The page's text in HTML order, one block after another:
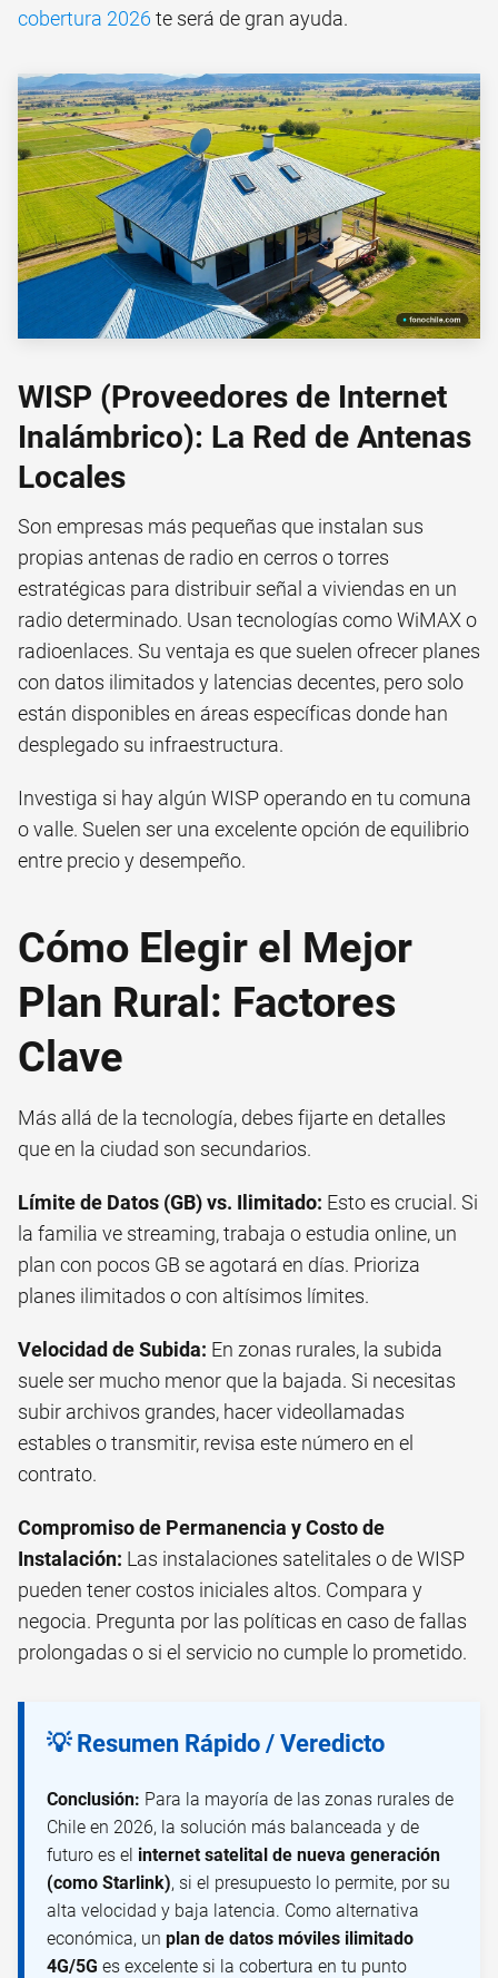
cobertura 2026 te será de gran ayuda.
WISP (Proveedores de Internet
Inalámbrico): La Red de Antenas
Locales
Son empresas más pequeñas que instalan sus
propias antenas de radio en cerros o torres
estratégicas para distribuir señal a viviendas en un
radio determinado. Usan tecnologías como WiMAX o
radioenlaces. Su ventaja es que suelen ofrecer planes
con datos ilimitados y latencias decentes, pero solo
están disponibles en áreas específicas donde han
desplegado su infraestructura.
Investiga si hay algún WISP operando en tu comuna
o valle. Suelen ser una excelente opción de equilibrio
entre precio y desempeño.
Cómo Elegir el Mejor
Plan Rural: Factores
Clave
Más allá de la tecnología, debes fijarte en detalles
que en la ciudad son secundarios.
Límite de Datos (GB) vs. Ilimitado: Esto es crucial. Si
la familia ve streaming, trabaja o estudia online, un
plan con pocos GB se agotará en días. Prioriza
planes ilimitados o con altísimos límites.
Velocidad de Subida: En zonas rurales, la subida
suele ser mucho menor que la bajada. Si necesitas
subir archivos grandes, hacer videollamadas
estables o transmitir, revisa este número en el
contrato.
Compromiso de Permanencia y Costo de
Instalación: Las instalaciones satelitales o de WISP
pueden tener costos iniciales altos. Compara y
negocia. Pregunta por las políticas en caso de fallas
prolongadas o si el servicio no cumple lo prometido.
💡 Resumen Rápido / Veredicto
Conclusión: Para la mayoría de las zonas rurales de
Chile en 2026, la solución más balanceada y de
futuro es el internet satelital de nueva generación
(como Starlink), si el presupuesto lo permite, por su
alta velocidad y baja latencia. Como alternativa
económica, un plan de datos móviles ilimitado
4G/5G es excelente si la cobertura en tu punto